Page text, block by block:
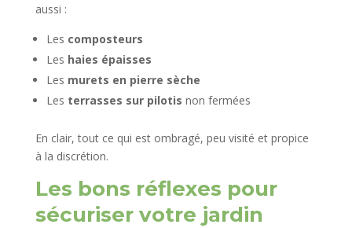
aussi :
Les composteurs
Les haies épaisses
Les murets en pierre sèche
Les terrasses sur pilotis non fermées
En clair, tout ce qui est ombragé, peu visité et propice
à la discrétion.
Les bons réflexes pour
sécuriser votre jardin